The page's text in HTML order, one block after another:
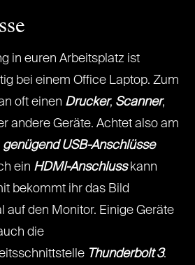
in euren Arbeitsplatz ist
bei einem Office Laptop. Zum
oft einen Drucker, Scanner,
andere Geräte. Achtet also am
genügend USB-Anschlüsse
ein HDMI-Anschlusskann
bekommt ihr das Bild
auf den Monitor. Einige Geräte
die
Thunderbolt 3.